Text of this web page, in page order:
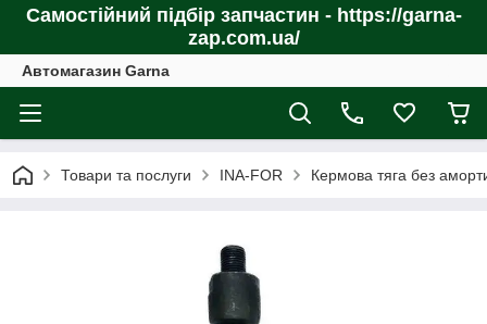
Самостійний підбір запчастин - https://garna-
zap.com.ua/
Автомагазин Garna
Товари та послуги INA-FOR Кермова тяга без